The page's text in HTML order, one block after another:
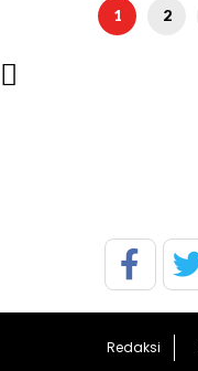
1 2

Redaksi